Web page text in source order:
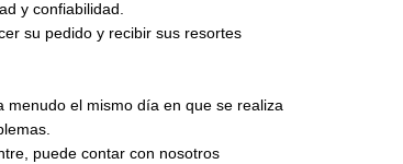
y confiabilidad.
su pedido y recibir sus resortes
menudo el mismo día en que se realiza
puede contar con nosotros